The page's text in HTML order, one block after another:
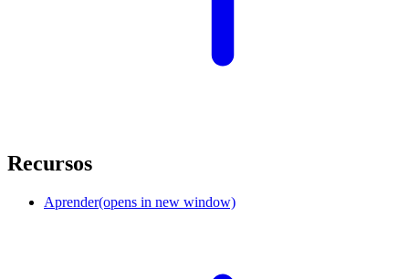
Recursos
Aprender(opens in new window)